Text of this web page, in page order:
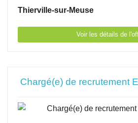
Thierville-sur-Meuse
Voir les détails de
Chargé(e) de recrutement